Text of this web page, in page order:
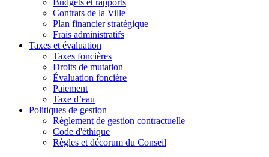
Budgets et rapports
Contrats de la Ville
Plan financier stratégique
Frais administratifs
Taxes et évaluation
Taxes foncières
Droits de mutation
Évaluation foncière
Paiement
Taxe d’eau
Politiques de gestion
Règlement de gestion contractuelle
Code d'éthique
Règles et décorum du Conseil